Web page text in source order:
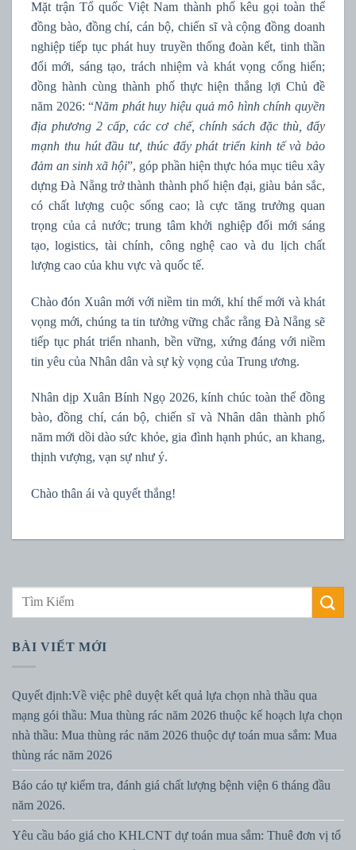
Mặt trận Tổ quốc Việt Nam thành phố kêu gọi toàn thể
đồng bào, đồng chí, cán bộ, chiến sĩ và cộng đồng doanh
nghiệp tiếp tục phát huy truyền thống đoàn kết, tinh thần
đổi mới, sáng tạo, trách nhiệm và khát vọng cống hiến;
đồng hành cùng thành phố thực hiện thắng lợi Chủ đề
năm 2026: “Năm phát huy hiệu quả mô hình chính quyền
địa phương 2 cấp, các cơ chế, chính sách đặc thù, đẩy
mạnh thu hút đầu tư, thúc đẩy phát triển kinh tế và bảo
đảm an sinh xã hội”, góp phần hiện thực hóa mục tiêu xây
dựng Đà Nẵng trở thành thành phố hiện đại, giàu bản sắc,
có chất lượng cuộc sống cao; là cực tăng trưởng quan
trọng của cả nước; trung tâm khởi nghiệp đổi mới sáng
tạo, logistics, tài chính, công nghệ cao và du lịch chất
lượng cao của khu vực và quốc tế.
Chào đón Xuân mới với niềm tin mới, khí thế mới và khát
vọng mới, chúng ta tin tưởng vững chắc rằng Đà Nẵng sẽ
tiếp tục phát triển nhanh, bền vững, xứng đáng với niềm
tin yêu của Nhân dân và sự kỳ vọng của Trung ương.
Nhân dịp Xuân Bính Ngọ 2026, kính chúc toàn thể đồng
bào, đồng chí, cán bộ, chiến sĩ và Nhân dân thành phố
năm mới dồi dào sức khỏe, gia đình hạnh phúc, an khang,
thịnh vượng, vạn sự như ý.
Chào thân ái và quyết thắng!
BÀI VIẾT MỚI
Quyết định:Về việc phê duyệt kết quả lựa chọn nhà thầu qua
mạng gói thầu: Mua thùng rác năm 2026 thuộc kế hoạch lựa chọn
nhà thầu: Mua thùng rác năm 2026 thuộc dự toán mua sắm: Mua
thùng rác năm 2026
Báo cáo tự kiểm tra, đánh giá chất lượng bệnh viện 6 tháng đầu
năm 2026.
Yêu cầu báo giá cho KHLCNT dự toán mua sắm: Thuê đơn vị tổ